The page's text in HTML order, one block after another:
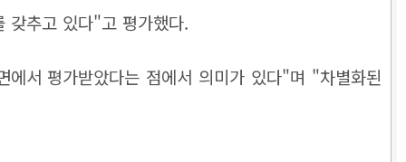
갖추고 있다"고 평가했다.
서 평가받았다는 점에서 의미가 있다"며 "차별화된